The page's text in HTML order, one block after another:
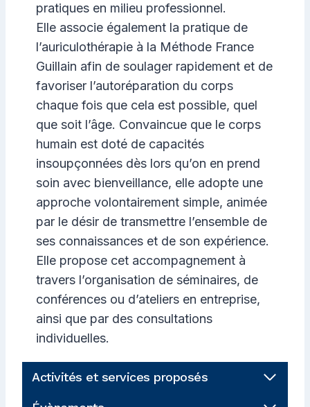
pratiques en milieu professionnel.
Elle associe également la pratique de
l’auriculothérapie à la Méthode France
Guillain afin de soulager rapidement et de
favoriser l’autoréparation du corps
chaque fois que cela est possible, quel
que soit l’âge. Convaincue que le corps
humain est doté de capacités
insoupçonnées dès lors qu’on en prend
soin avec bienveillance, elle adopte une
approche volontairement simple, animée
par le désir de transmettre l’ensemble de
ses connaissances et de son expérience.
Elle propose cet accompagnement à
travers l’organisation de séminaires, de
conférences ou d’ateliers en entreprise,
ainsi que par des consultations
individuelles.
Activités et services proposés